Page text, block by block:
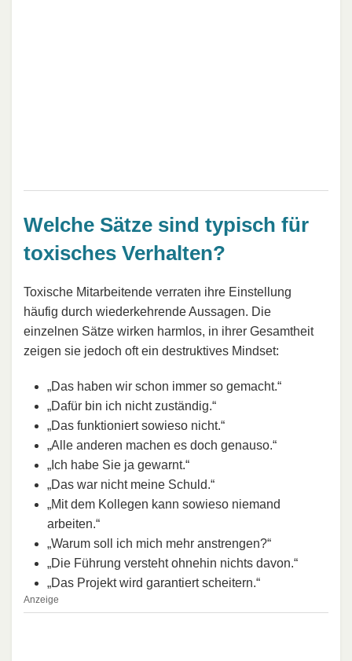
Welche Sätze sind typisch für
toxisches Verhalten?
Toxische Mitarbeitende verraten ihre Einstellung
häufig durch wiederkehrende Aussagen. Die
einzelnen Sätze wirken harmlos, in ihrer Gesamtheit
zeigen sie jedoch oft ein destruktives Mindset:
„Das haben wir schon immer so gemacht.“
„Dafür bin ich nicht zuständig.“
„Das funktioniert sowieso nicht.“
„Alle anderen machen es doch genauso.“
„Ich habe Sie ja gewarnt.“
„Das war nicht meine Schuld.“
„Mit dem Kollegen kann sowieso niemand
arbeiten.“
„Warum soll ich mich mehr anstrengen?“
„Die Führung versteht ohnehin nichts davon.“
„Das Projekt wird garantiert scheitern.“
Anzeige